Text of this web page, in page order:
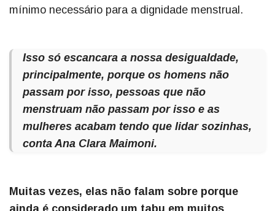
mínimo necessário para a dignidade menstrual.
Isso só escancara a nossa desigualdade,
principalmente, porque os homens não
passam por isso, pessoas que não
menstruam não passam por isso e as
mulheres acabam tendo que lidar sozinhas,
conta Ana Clara Maimoni.
Muitas vezes, elas não falam sobre porque